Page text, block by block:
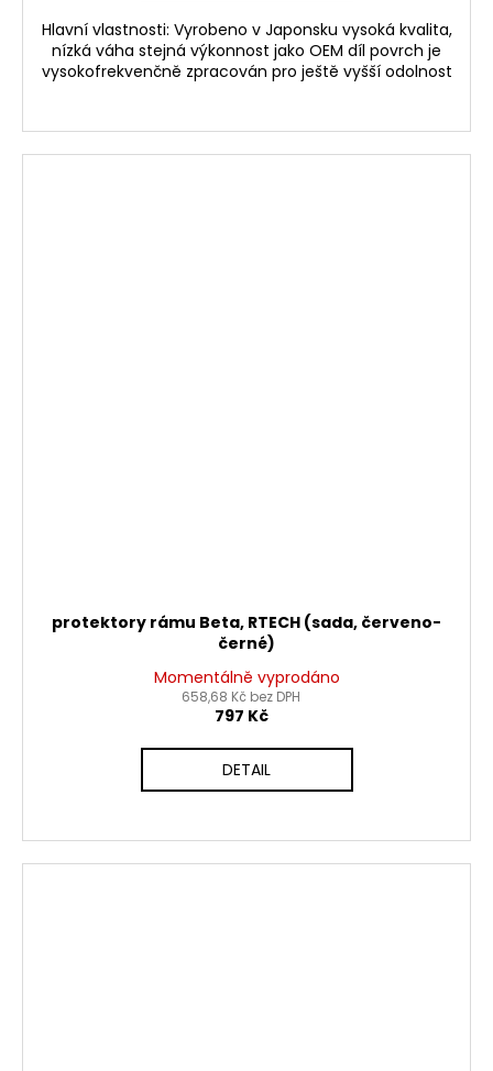
Hlavní vlastnosti: Vyrobeno v Japonsku vysoká kvalita,
nízká váha stejná výkonnost jako OEM díl povrch je
vysokofrekvenčně zpracován pro ještě vyšší odolnost
protektory rámu Beta, RTECH (sada, červeno-
černé)
Momentálně vyprodáno
658,68 Kč bez DPH
797 Kč
DETAIL